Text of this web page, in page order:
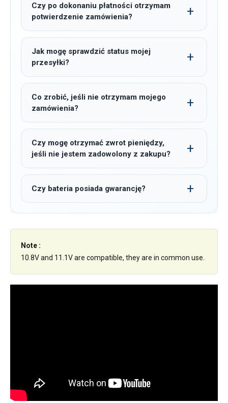
Czy po dokonaniu płatności otrzymam
potwierdzenie zamówienia?
Jak mogę sprawdzić status mojej
przesyłki?
Co zrobić, jeśli nie otrzymam mojego
zamówienia?
Czy mogę otrzymać zwrot pieniędzy,
jeśli nie jestem zadowolony z zakupu?
Czy bateria posiada gwarancję?
Note :
10.8V and 11.1V are compatible, they are in common use.